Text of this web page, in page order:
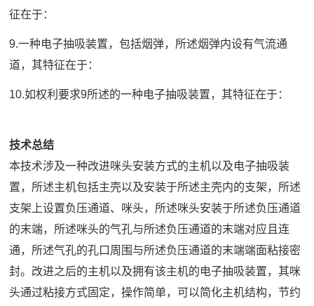
征在于：
9.一种电子抽吸装置，包括烟弹，所述烟弹内设有气流通
道，其特征在于：
10.如权利要求9所述的一种电子抽吸装置，其特征在于：
技术总结
本技术涉及一种改进咪头安装方式的主机以及电子抽吸装
置，所述主机包括主壳以及安装于所述主壳内的支架，所述
支架上设置负压通道、咪头，所述咪头安装于所述负压通道
的末端，所述咪头的气孔与所述负压通道的末端对应且连
通，所述气孔的孔口周围与所述负压通道的末端端面粘接密
封。改进之后的主机以及拥有该主机的电子抽吸装置，其咪
头通过粘接方式固定，操作简单，可以简化主机结构，节约